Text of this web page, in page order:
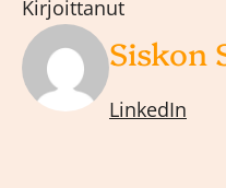
Kirjoittanut
Siskon
LinkedIn